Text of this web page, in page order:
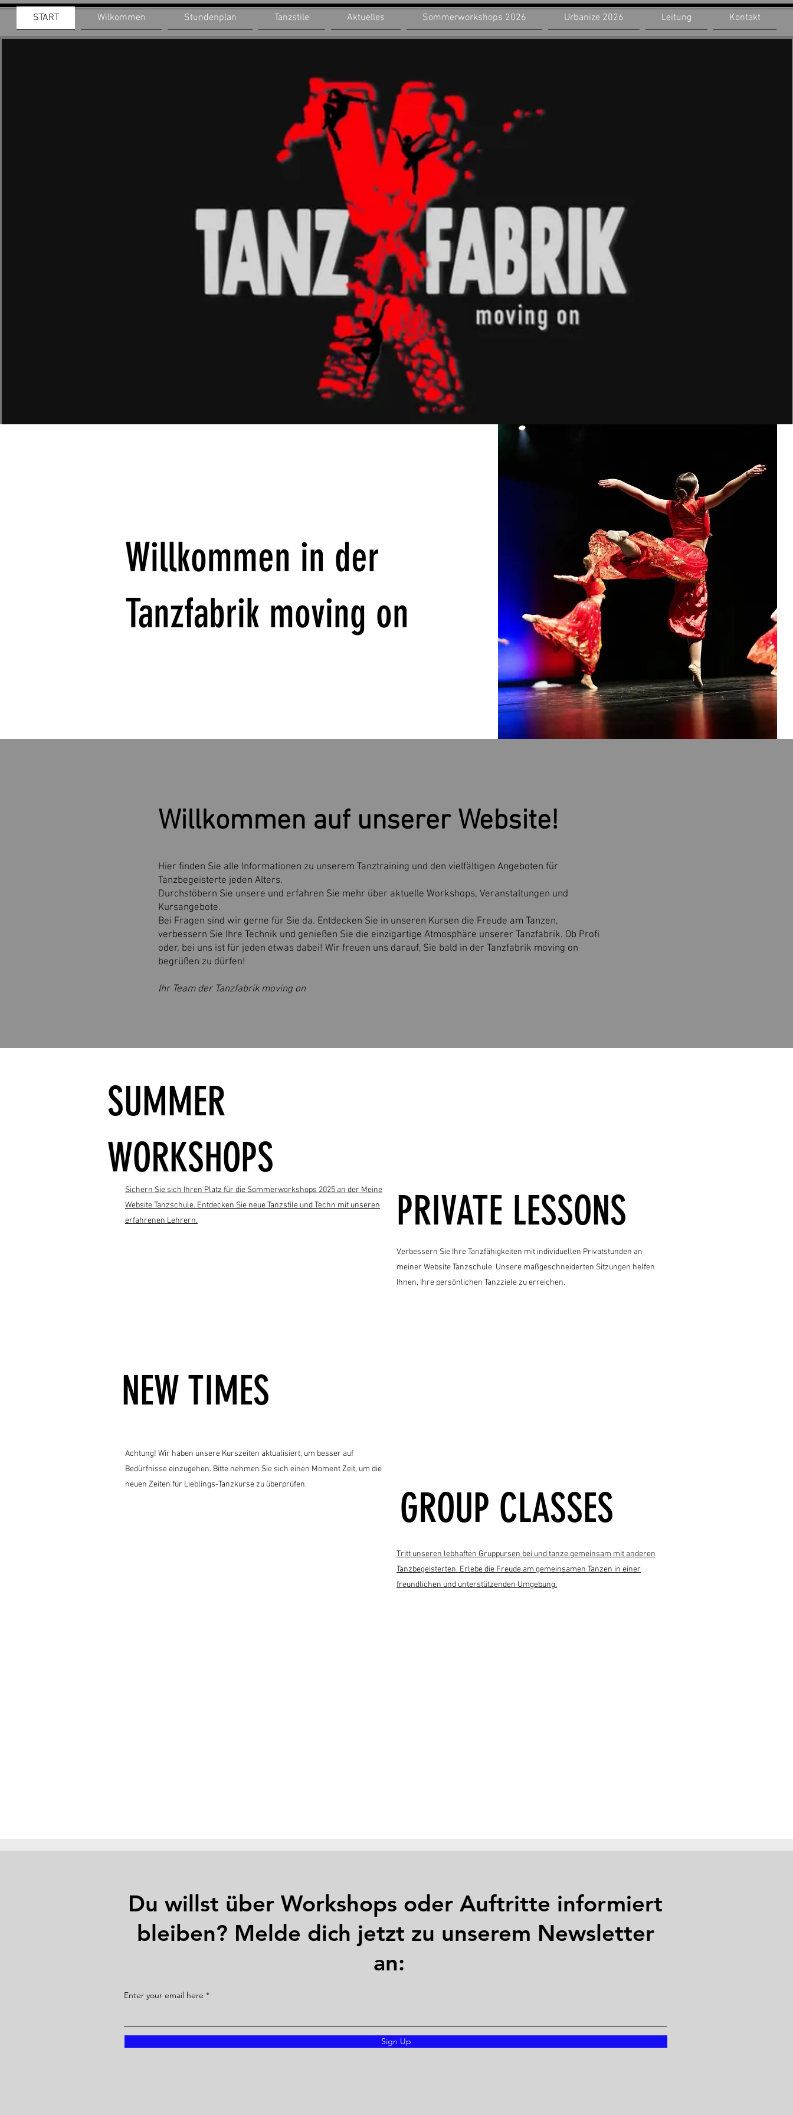
START Wilkommen Stundenplan Tanzstile Aktuelles Sommerworkshops 2026 Urbanize 2026 Leitung Kontakt
Willkommen in der
Tanzfabrik moving on
Willkommen auf unserer Website!
Hier finden Sie alle Informationen zu unserem Tanztraining und den vielfältigen Angeboten für
Tanzbegeisterte jeden Alters.
Durchstöbern Sie unsere und erfahren Sie mehr über aktuelle Workshops, Veranstaltungen und
Kursangebote.
Bei Fragen sind wir gerne für Sie da. Entdecken Sie in unseren Kursen die Freude am Tanzen,
verbessern Sie Ihre Technik und genießen Sie die einzigartige Atmosphäre unserer Tanzfabrik. Ob Profi
oder, bei uns ist für jeden etwas dabei! Wir freuen uns darauf, Sie bald in der Tanzfabrik moving on
begrüßen zu dürfen!
Ihr Team der Tanzfabrik moving on
NEW TIMES
Sichern Sie sich Ihren Platz für die Sommerworkshops 2025 an der Meine
Website Tanzschule. Entdecken Sie neue Tanzstile und Techn mit unseren
erfahrenen Lehrern.
PRIVATE LESSONS
Verbessern Sie Ihre Tanzfähigkeiten mit individuellen Privatstunden an
meiner Website Tanzschule. Unsere maßgeschneiderten Sitzungen helfen
Ihnen, Ihre persönlichen Tanzziele zu erreichen.
SUMMER
WORKSHOPS
Achtung! Wir haben unsere Kurszeiten aktualisiert, um besser auf
Bedürfnisse einzugehen. Bitte nehmen Sie sich einen Moment Zeit, um die
neuen Zeiten für Lieblings-Tanzkurse zu überprüfen.
GROUP CLASSES
Tritt unseren lebhaften Gruppursen bei und tanze gemeinsam mit anderen
Tanzbegeisterten. Erlebe die Freude am gemeinsamen Tanzen in einer
freundlichen und unterstützenden Umgebung.
Du willst über Workshops oder Auftritte informiert
bleiben? Melde dich jetzt zu unserem Newsletter
an:
Enter your email here
Sign Up